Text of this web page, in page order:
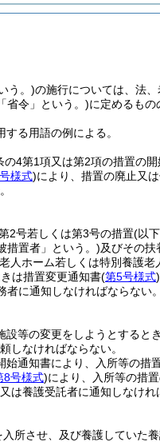
う。)の施行については、法
省令」という。)に定めるもの
る用語の例による。
の4第1項又は第2項の措置の
様式)により、措置の廃止又
2号若しくは第3号の措置(以
措置者」という。)及びその扶
人ホーム若しくは特別養護老
は措置変更通知書(第5号様式)
に通知しなければならない。
等の変更をしようとすると
しなければならない。
通知書により、入所等の
8号様式)により、入所等の措
は養護受託者に通知しなけれ
所させ、及び養護していた